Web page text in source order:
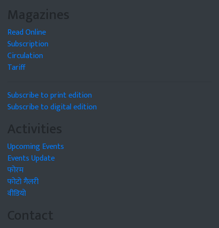
Magazines
Read Online
Subscription
Circulation
Tariff
Subscribe to print edition
Subscribe to digital edition
Activities
Upcoming Events
Events Update
फोरम
फोटो गैलरी
वीडियो
Contact